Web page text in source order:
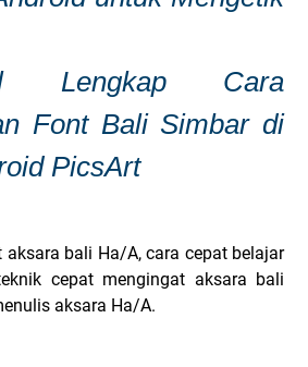
Lengkap Cara
Font Bali Simbar di
PicsArt
aksara bali Ha/A, cara cepat belajar
cepat mengingat aksara bali
aksara Ha/A.